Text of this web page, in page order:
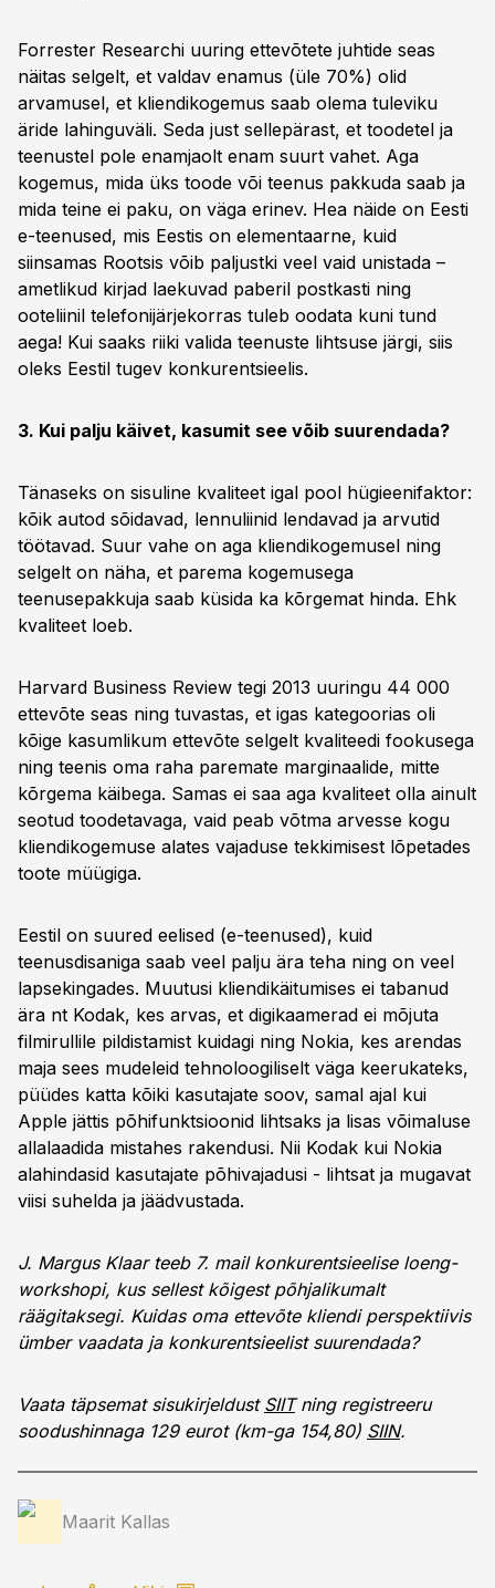
Forrester Researchi uuring ettevõtete juhtide seas
näitas selgelt, et valdav enamus (üle 70%) olid
arvamusel, et kliendikogemus saab olema tuleviku
äride lahinguväli. Seda just sellepärast, et toodetel ja
teenustel pole enamjaolt enam suurt vahet. Aga
kogemus, mida üks toode või teenus pakkuda saab ja
mida teine ei paku, on väga erinev. Hea näide on Eesti
e-teenused, mis Eestis on elementaarne, kuid
siinsamas Rootsis võib paljustki veel vaid unistada –
ametlikud kirjad laekuvad paberil postkasti ning
ooteliinil telefonijärjekorras tuleb oodata kuni tund
aega! Kui saaks riiki valida teenuste lihtsuse järgi, siis
oleks Eestil tugev konkurentsieelis.
3. Kui palju käivet, kasumit see võib suurendada?
Tänaseks on sisuline kvaliteet igal pool hügieenifaktor:
kõik autod sõidavad, lennuliinid lendavad ja arvutid
töötavad. Suur vahe on aga kliendikogemusel ning
selgelt on näha, et parema kogemusega
teenusepakkuja saab küsida ka kõrgemat hinda. Ehk
kvaliteet loeb.
Harvard Business Review tegi 2013 uuringu 44 000
ettevõte seas ning tuvastas, et igas kategoorias oli
kõige kasumlikum ettevõte selgelt kvaliteedi fookusega
ning teenis oma raha paremate marginaalide, mitte
kõrgema käibega. Samas ei saa aga kvaliteet olla ainult
seotud toodetavaga, vaid peab võtma arvesse kogu
kliendikogemuse alates vajaduse tekkimisest lõpetades
toote müügiga.
Eestil on suured eelised (e-teenused), kuid
teenusdisaniga saab veel palju ära teha ning on veel
lapsekingades. Muutusi kliendikäitumises ei tabanud
ära nt Kodak, kes arvas, et digikaamerad ei mõjuta
filmirullile pildistamist kuidagi ning Nokia, kes arendas
maja sees mudeleid tehnoloogiliselt väga keerukateks,
püüdes katta kõiki kasutajate soov, samal ajal kui
Apple jättis põhifunktsioonid lihtsaks ja lisas võimaluse
allalaadida mistahes rakendusi. Nii Kodak kui Nokia
alahindasid kasutajate põhivajadusi - lihtsat ja mugavat
viisi suhelda ja jäädvustada.
J. Margus Klaar teeb 7. mail konkurentsieelise loeng-
workshopi, kus sellest kõigest põhjalikumalt
räägitaksegi. Kuidas oma ettevõte kliendi perspektiivis
ümber vaadata ja konkurentsieelist suurendada?
Vaata täpsemat sisukirjeldust SIITning registreeru
soodushinnaga 129 eurot (km-ga 154,80) SIIN.
Maarit Kallas